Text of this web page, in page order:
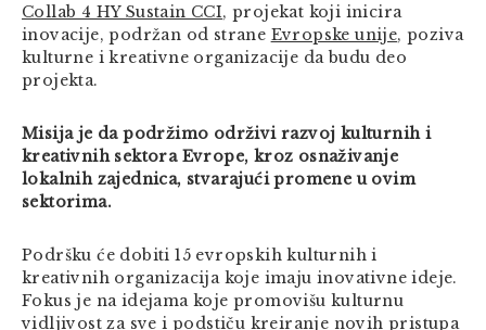
Collab 4 HY Sustain CCI, projekat koji inicira
inovacije, podržan od strane Evropske unije, poziva
kulturne i kreativne organizacije da budu deo
projekta.
Misija je da podržimo održivi razvoj kulturnih i
kreativnih sektora Evrope, kroz osnaživanje
lokalnih zajednica, stvarajući promene u ovim
sektorima.
Podršku će dobiti 15 evropskih kulturnih i
kreativnih organizacija koje imaju inovativne ideje.
Fokus je na idejama koje promovišu kulturnu
vidljivost za sve i podstiču kreiranje novih pristupa